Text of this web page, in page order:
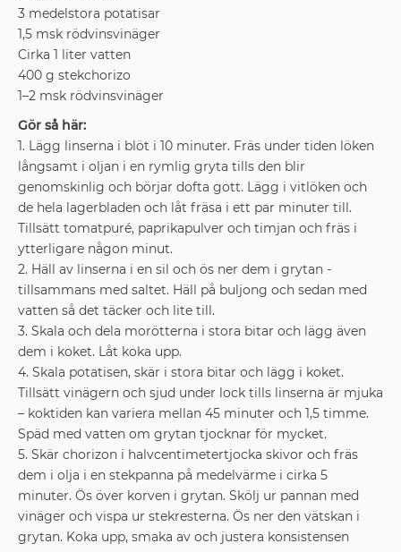
3 medelstora potatisar
1,5 msk rödvinsvinäger
Cirka 1 liter vatten
400 g stekchorizo
1–2 msk rödvinsvinäger
Gör så här:
1. Lägg linserna i blöt i 10 minuter. Fräs under tiden löken
långsamt i oljan i en rymlig gryta tills den blir
genomskinlig och börjar dofta gott. Lägg i vitlöken och
de hela lager­bladen och låt fräsa i ett par minuter till.
Tillsätt tomatpuré, paprikapulver och timjan och fräs i
ytterligare någon minut.
2. Häll av linserna i en sil och ös ner dem i grytan ­
tillsammans med saltet. Häll på buljong och sedan med
vatten så det täcker och lite till.
3. Skala och dela morötterna i stora bitar och lägg även
dem i koket. Låt koka upp.
4. Skala potatisen, skär i stora bitar och lägg i koket.
Tillsätt vinägern och sjud under lock tills linserna är mjuka
– ­koktiden kan variera mellan 45 minuter och 1,5 timme.
Späd med vatten om grytan tjocknar för mycket.
5. Skär chorizon i halvcentimetertjocka skivor och fräs
dem i olja i en stekpanna på medelvärme i cirka 5
minuter. Ös över korven i grytan. Skölj ur pannan med
vinäger och vispa ur stekresterna. Ös ner den vätskan i
grytan. Koka upp, smaka av och justera konsistensen